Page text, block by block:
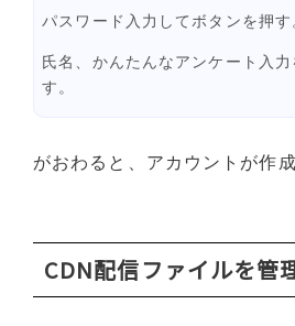
パスワード入力してボタンを押す
氏名、かんたんなアンケート入
す。
がおわると、アカウントが作成
CDN配信ファイルを管